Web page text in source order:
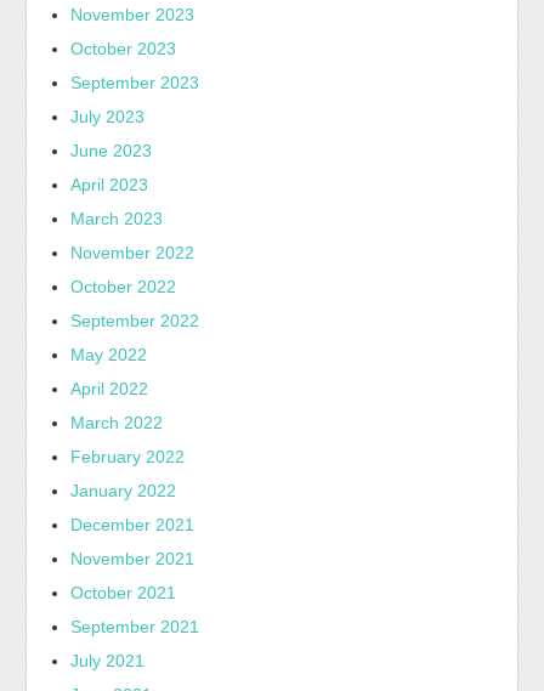
November 2023
October 2023
September 2023
July 2023
June 2023
April 2023
March 2023
November 2022
October 2022
September 2022
May 2022
April 2022
March 2022
February 2022
January 2022
December 2021
November 2021
October 2021
September 2021
July 2021